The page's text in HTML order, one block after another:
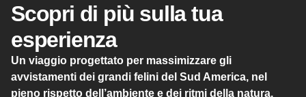
Scopri di più sulla tua
esperienza
Un viaggio progettato per massimizzare gli
avvistamenti dei grandi felini del Sud America, nel
pieno rispetto dell’ambiente e dei ritmi della natura.